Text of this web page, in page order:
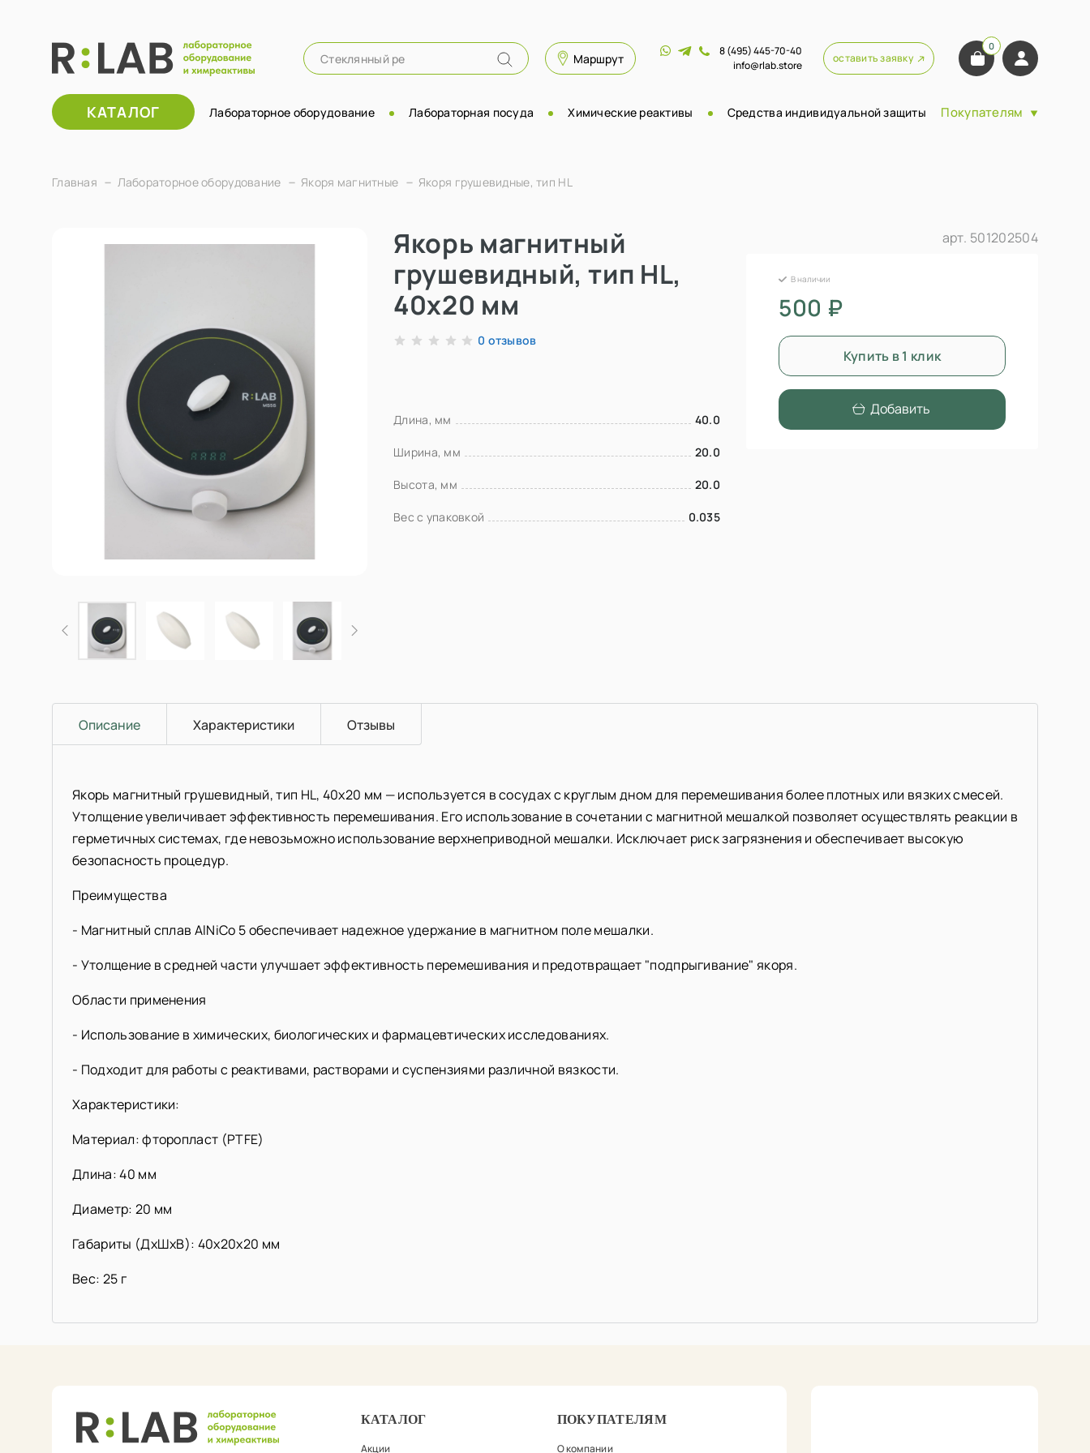
Маршрут
8 (495) 445-70-40
info@rlab.store
оставить заявку
0
КАТАЛОГ Лабораторное оборудование Лабораторная посуда Химические реактивы Средства индивидуальной защиты Покупателям
Главная Лабораторное оборудование Якоря магнитные Якоря грушевидные, тип HL
Якорь магнитный
грушевидный, тип HL,
40х20 мм
0 отзывов
Длина, мм 40.0
Ширина, мм 20.0
Высота, мм 20.0
Вес с упаковкой 0.035
арт. 501202504
В наличии
500 ₽
Купить в 1 клик
Добавить
Описание Характеристики Отзывы
Якорь магнитный грушевидный, тип HL, 40х20 мм — используется в сосудах с круглым дном для перемешивания более плотных или вязких смесей.
Утолщение увеличивает эффективность перемешивания. Его использование в сочетании с магнитной мешалкой позволяет осуществлять реакции в
герметичных системах, где невозьможно использование верхнеприводной мешалки. Исключает риск загрязнения и обеспечивает высокую
безопасность процедур.
Преимущества
- Магнитный сплав AlNiCo 5 обеспечивает надежное удержание в магнитном поле мешалки.
- Утолщение в средней части улучшает эффективность перемешивания и предотвращает "подпрыгивание" якоря.
Области применения
- Использование в химических, биологических и фармацевтических исследованиях.
- Подходит для работы с реактивами, растворами и суспензиями различной вязкости.
Характеристики:
Материал: фторопласт (PTFE)
Длина: 40 мм
Диаметр: 20 мм
Габариты (ДхШхВ): 40х20х20 мм
Вес: 25 г
КАТАЛОГ
Акции
ПОКУПАТЕЛЯМ
О компании